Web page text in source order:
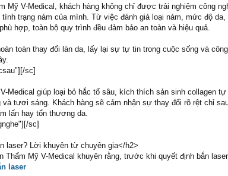
Mỹ V-Medical, khách hàng không chỉ được trải nghiệm công
trạng nám của mình. Từ việc đánh giá loại nám, mức độ da,
hợp, toàn bộ quy trình đều đảm bảo an toàn và hiệu quả.
toàn thay đổi làn da, lấy lại sự tự tin trong cuộc sống và
sc]
Medical giúp loại bỏ hắc tố sâu, kích thích sản sinh collagen
và tươi sáng. Khách hàng sẽ cảm nhận sự thay đổi rõ rệt chỉ
lấn hay tổn thương da.
sc]
laser? Lời khuyên từ chuyên gia</h2>
Thẩm Mỹ V-Medical khuyên rằng, trước khi quyết định bắn
laser